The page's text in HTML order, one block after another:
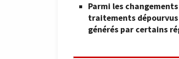
Parmi les
traitements
générés par certains